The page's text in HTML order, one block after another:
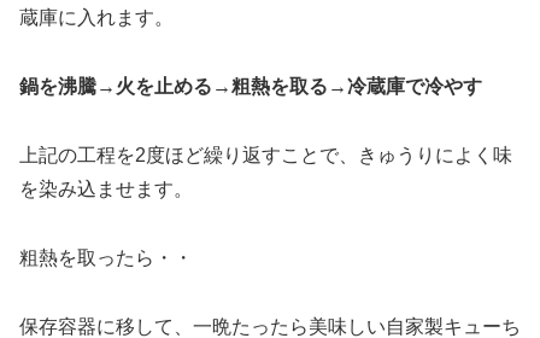
蔵庫に入れます。
鍋を沸騰→火を止める→粗熱を取る→冷蔵庫で冷やす
上記の工程を2度ほど繰り返すことで、きゅうりによく味
を染み込ませます。
粗熱を取ったら・・
保存容器に移して、一晩たったら美味しい自家製キューち